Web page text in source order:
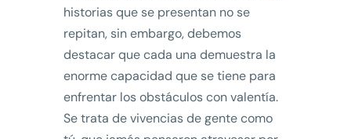
historias que se presentan no se
repitan, sin embargo, debemos
destacar que cada una demuestra la
enorme capacidad que se tiene para
enfrentar los obstáculos con valentía.
Se trata de vivencias de gente como